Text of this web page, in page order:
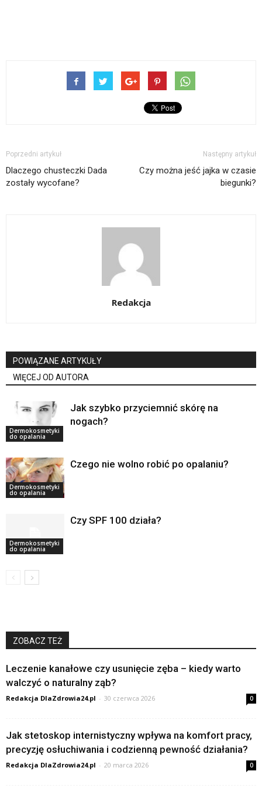
Poprzedni artykuł
Dlaczego chusteczki Dada
zostały wycofane?
Następny artykuł
Czy można jeść jajka w czasie
biegunki?
Redakcja
POWIĄZANE ARTYKUŁY
WIĘCEJ OD AUTORA
Dermokosmetyki
do opalania
Jak szybko przyciemnić skórę na
nogach?
Dermokosmetyki
do opalania
Czego nie wolno robić po opalaniu?
Dermokosmetyki
do opalania
Czy SPF 100 działa?
ZOBACZ TEŻ
Leczenie kanałowe czy usunięcie zęba – kiedy warto
walczyć o naturalny ząb?
Redakcja DlaZdrowia24.pl - 30 czerwca 2026 0
Jak stetoskop internistyczny wpływa na komfort pracy,
precyzję osłuchiwania i codzienną pewność działania?
Redakcja DlaZdrowia24.pl - 20 marca 2026 0